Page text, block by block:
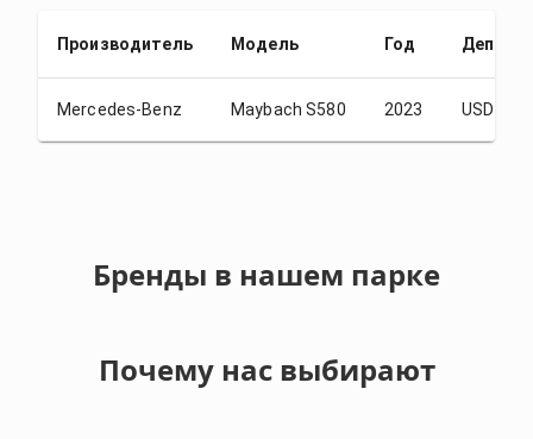
Производитель Модель Год
Mercedes-Benz Maybach S580 2023 USD 1.00
Бренды в нашем парке
Почему нас выбирают